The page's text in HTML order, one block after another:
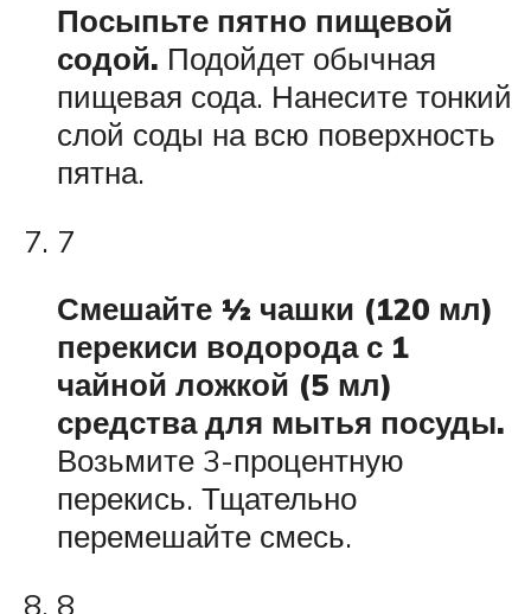
Посыпьте пятно пищевой
содой. Подойдет обычная
пищевая сода. Нанесите тонкий
слой соды на всю поверхность
пятна.
7
Смешайте ½ чашки (120 мл)
перекиси водорода с 1
чайной ложкой (5 мл)
средства для мытья посуды.
Возьмите 3-процентную
перекись. Тщательно
перемешайте смесь.
8